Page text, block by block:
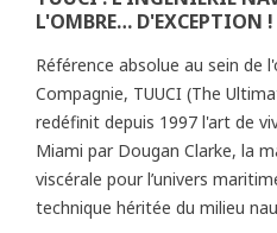
L'OMBRE… D'EXCEPTION !
Référence absolue au sein de
Compagnie, TUUCI (The
redéfinit depuis 1997 l'art de
Miami par Dougan Clarke, la
viscérale pour l’univers
technique héritée du milieu